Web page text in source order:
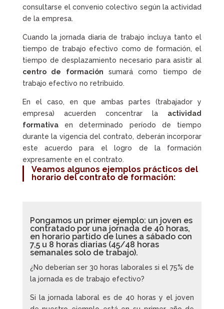
consultarse el convenio colectivo según la actividad
de la empresa.
Cuando la jornada diaria de trabajo incluya tanto el
tiempo de trabajo efectivo como de formación, el
tiempo de desplazamiento necesario para asistir al
centro de formación sumará como tiempo de
trabajo efectivo no retribuido.
En el caso, en que ambas partes (trabajador y
empresa) acuerden concentrar la actividad
formativaen determinado período de tiempo
durante la vigencia del contrato, deberán incorporar
este acuerdo para el logro de la formación
expresamente en el contrato.
Veamos algunos ejemplos prácticos del
horario del contrato de formación:
Pongamos un primer ejemplo: un joven es
contratado por una jornada de 40 horas,
en horario partido de lunes a sábado con
7,5 u 8 horas diarias (45/48 horas
semanales solo de trabajo).
¿No deberían ser 30 horas laborales si el 75% de
la jornada es de trabajo efectivo?
Si la jornada laboral es de 40 horas y el joven